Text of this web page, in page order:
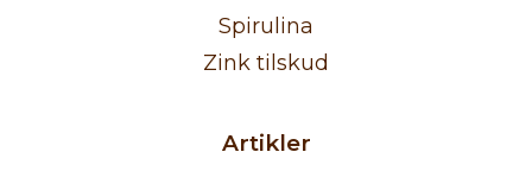
Spirulina
Zink tilskud
Artikler